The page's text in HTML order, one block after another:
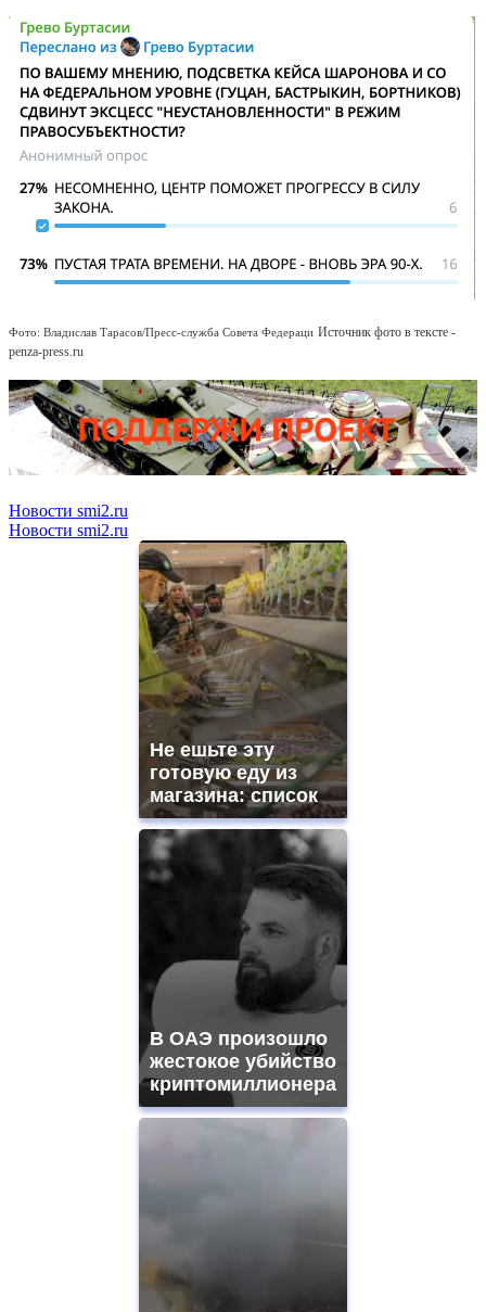
Фото: Владислав Тарасов/Пресс-служба Совета Федераци Источник фото в тексте -
penza-press.ru
Новости smi2.ru
Новости smi2.ru
Не ешьте эту
готовую еду из
магазина: список
В ОАЭ произошло
жестокое убийство
криптомиллионера